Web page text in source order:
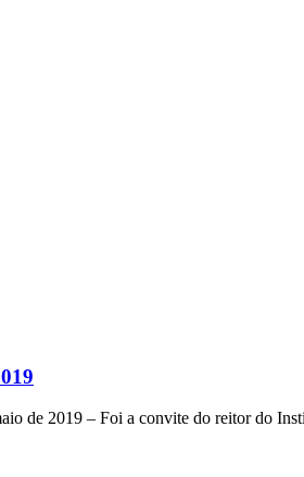
de 2019 – Foi a convite do reitor do